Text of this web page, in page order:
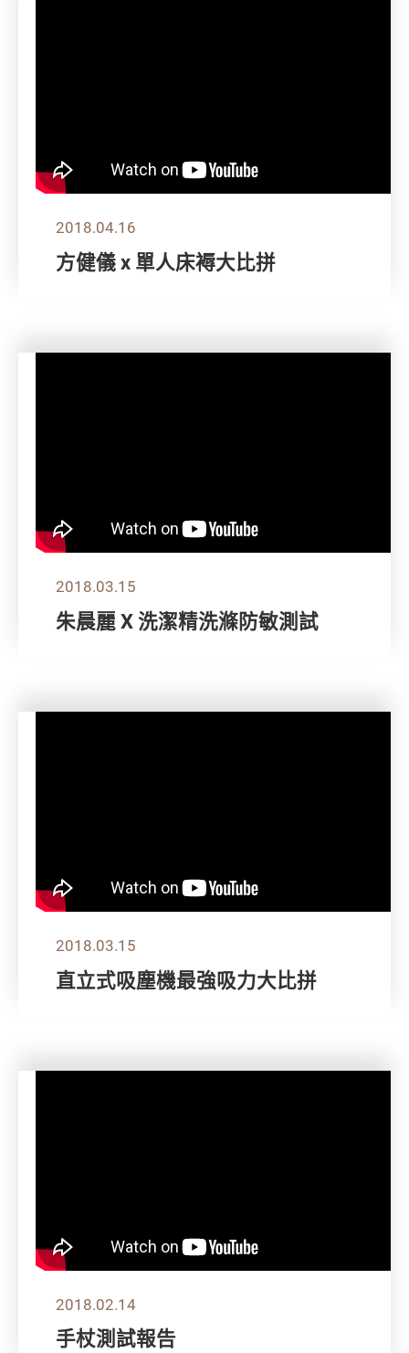
2018.04.16
方健儀 x 單人床褥大比拼
2018.03.15
朱晨麗 X 洗潔精洗滌防敏測試
2018.03.15
直立式吸塵機最強吸力大比拼
2018.02.14
手杖測試報告